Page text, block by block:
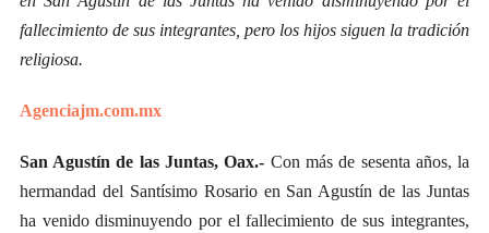
fallecimiento de sus integrantes, pero los hijos siguen la tradición
religiosa.
Agenciajm.com.mx
San Agustín de las Juntas, Oax.- Con más de sesenta años, la
hermandad del Santísimo Rosario en San Agustín de las Juntas
ha venido disminuyendo por el fallecimiento de sus integrantes,